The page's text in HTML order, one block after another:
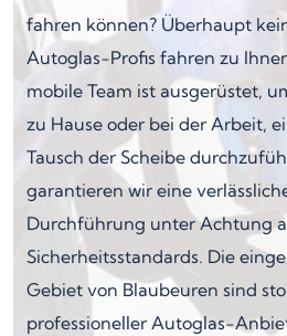
fahren können? Überhaupt
Autoglas-Profis fahren zu
mobile Team ist ausgerüstet,
zu Hause oder bei der Arbeit,
Tausch der Scheibe
garantieren wir eine
Durchführung unter Achtung
Sicherheitsstandards. Die
Gebiet von Blaubeuren sind
professioneller Autoglas-